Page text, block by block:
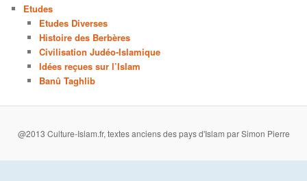
Etudes
Etudes Diverses
Histoire des Berbères
Civilisation Judéo-Islamique
Idées reçues sur l’Islam
Banû Taghlib
@2013 Culture-Islam.fr, textes anciens des pays d'Islam par Simon Pierre